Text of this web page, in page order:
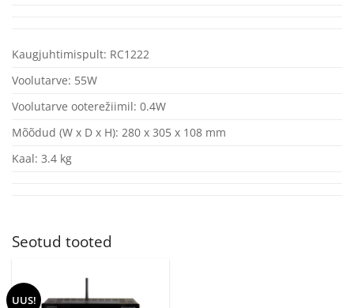
Kaugjuhtimispult: RC1222
Voolutarve: 55W
Voolutarve ooterežiimil: 0.4W
Mõõdud (W x D x H): 280 x 305 x 108 mm
Kaal: 3.4 kg
Seotud tooted
UUS!